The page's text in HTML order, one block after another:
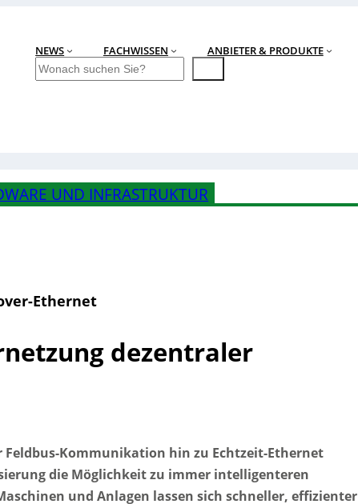
NEWS FACHWISSEN ANBIETER & PRODUKTE
S
u
UND INFRASTRUKTUR
Ethernet
dezentraler
Feldbus-Kommunikation hin zu Echtzeit-Ethernet
die Möglichkeit zu immer intelligenteren
und Anlagen lassen sich schneller, effizienter